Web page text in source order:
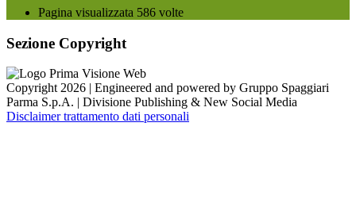
Pagina visualizzata 586 volte
Sezione Copyright
Copyright 2026 | Engineered and powered by Gruppo Spaggiari
Parma S.p.A. | Divisione Publishing & New Social Media
Disclaimer trattamento dati personali